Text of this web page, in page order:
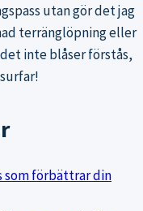
utan gör det jag
terränglöpning eller
inte blåser förstås,
som förbättrar din